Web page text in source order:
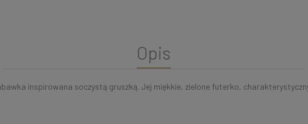
Opis
inspirowana soczystą gruszką. Jej miękkie, zielone futerko,